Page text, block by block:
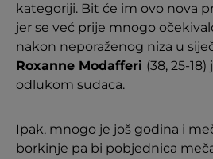
kategoriji. Bit će im ovo nova
jer se već prije mnogo
nakon neporaženog niza u
Roxanne Modafferi (38, 25-
odlukom sudaca.
Ipak, mnogo je još godina i
borkinje pa bi pobjednica